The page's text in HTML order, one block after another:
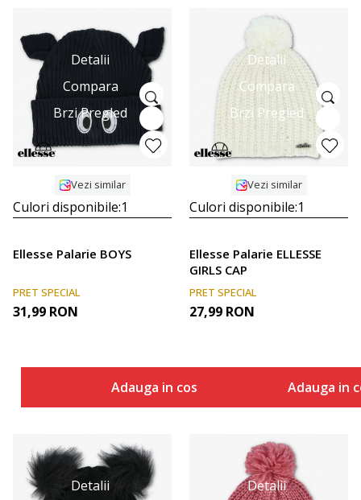
Detalii
Compara
Brzi Pregled
Vezi similar
Culori disponibile:1
Ellesse Palarie BOYS
PRET SPECIAL
31,99 RON
Adauga in cos
Detalii
Compara
Brzi Pregled
Vezi similar
Culori disponibile:1
Ellesse Palarie ELLESSE
GIRLS CAP
PRET SPECIAL
27,99 RON
Adauga in
Detalii
Detalii